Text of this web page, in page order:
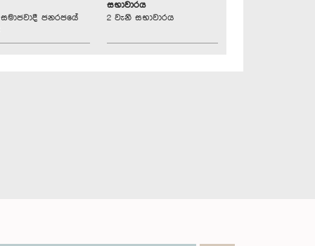
සමාජවාදී ජනරජයේ
සභාවාරය
2 වැනි සභාවාරය